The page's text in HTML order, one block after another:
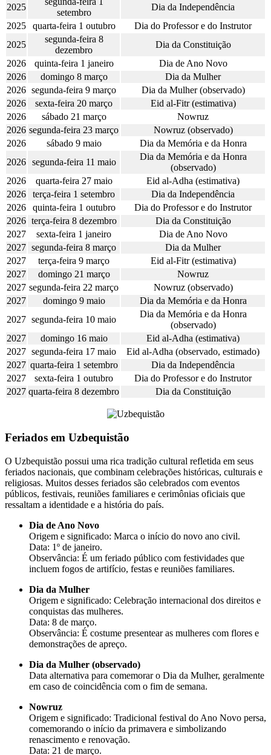
2025
setembro
Dia da Independência
2025
quarta-feira 1 outubro
Dia do Professor e do Instrutor
2025
segunda-feira 8
dezembro
Dia da Constituição
2026
quinta-feira 1 janeiro
Dia de Ano Novo
2026
domingo 8 março
Dia da Mulher
2026 segunda-feira 9 março
Dia da Mulher (observado)
2026
sexta-feira 20 março
Eid al-Fitr (estimativa)
2026
sábado 21 março
Nowruz
2026 segunda-feira 23 março
Nowruz (observado)
2026
sábado 9 maio
Dia da Memória e da Honra
2026 segunda-feira 11 maio
Dia da Memória e da Honra
(observado)
2026
quarta-feira 27 maio
Eid al-Adha (estimativa)
2026
terça-feira 1 setembro
Dia da Independência
2026
quinta-feira 1 outubro
Dia do Professor e do Instrutor
2026 terça-feira 8 dezembro
Dia da Constituição
2027
sexta-feira 1 janeiro
Dia de Ano Novo
2027 segunda-feira 8 março
Dia da Mulher
2027
terça-feira 9 março
Eid al-Fitr (estimativa)
2027
domingo 21 março
Nowruz
2027 segunda-feira 22 março
Nowruz (observado)
2027
domingo 9 maio
Dia da Memória e da Honra
2027 segunda-feira 10 maio
Dia da Memória e da Honra
(observado)
2027
domingo 16 maio
Eid al-Adha (estimativa)
2027 segunda-feira 17 maio
Eid al-Adha (observado, estimado)
2027 quarta-feira 1 setembro
Dia da Independência
2027
sexta-feira 1 outubro
Dia do Professor e do Instrutor
2027 quarta-feira 8 dezembro Dia da Constituição
Feriados em Uzbequistão
O Uzbequistão possui uma rica tradição cultural refletida em seus
feriados nacionais, que combinam celebrações históricas, culturais e
religiosas. Muitos desses feriados são celebrados com eventos
públicos, festivais, reuniões familiares e cerimônias oficiais que
ressaltam a identidade e a história do país.
Dia de Ano Novo
Origem e significado: Marca o início do novo ano civil.
Data: 1º de janeiro.
Observância: É um feriado público com festividades que
incluem fogos de artifício, festas e reuniões familiares.
Dia da Mulher
Origem e significado: Celebração internacional dos direitos e
conquistas das mulheres.
Data: 8 de março.
Observância: É costume presentear as mulheres com flores e
demonstrações de apreço.
Dia da Mulher (observado)
Data alternativa para comemorar o Dia da Mulher, geralmente
em caso de coincidência com o fim de semana.
Nowruz
Origem e significado: Tradicional festival do Ano Novo persa,
comemorando o início da primavera e simbolizando
renascimento e renovação.
Data: 21 de março.